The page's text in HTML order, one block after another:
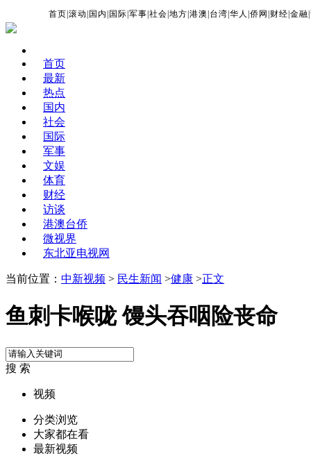
首页 |滚动 国内 国际 |军事 |社会 |地方 |港澳 台湾 |华人 |侨网 财经 |金融 |
首页
最新
热点
国内
社会
国际
军事
文娱
体育
财经
访谈
港澳台侨
微视界
东北亚电视网
当前位置： 中新视频 > 民生新闻 >健康 >正文
鱼刺卡喉咙 馒头吞咽险丧命
搜 索
视频
分类浏览
大家都在看
最新视频